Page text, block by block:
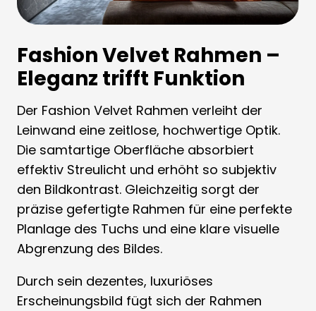
Fashion Velvet Rahmen –
Eleganz trifft Funktion
Der Fashion Velvet Rahmen verleiht der
Leinwand eine zeitlose, hochwertige Optik.
Die samtartige Oberfläche absorbiert
effektiv Streulicht und erhöht so subjektiv
den Bildkontrast. Gleichzeitig sorgt der
präzise gefertigte Rahmen für eine perfekte
Planlage des Tuchs und eine klare visuelle
Abgrenzung des Bildes.
Durch sein dezentes, luxuriöses
Erscheinungsbild fügt sich der Rahmen